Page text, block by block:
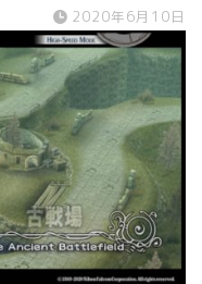
2020年6月10日